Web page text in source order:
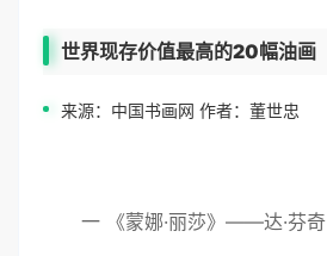
世界现存价值最高的20幅油画
来源：中国书画网 作者：董世忠
一 《蒙娜·丽莎》——达·芬奇